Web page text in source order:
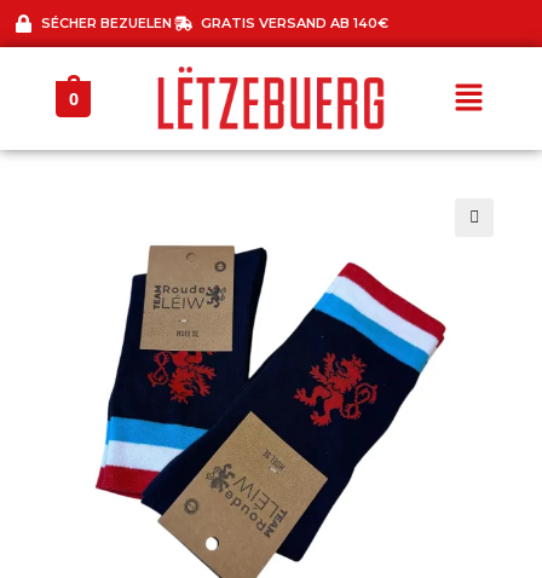
SÉCHER BEZUELEN GRATIS VERSAND AB 140€
0